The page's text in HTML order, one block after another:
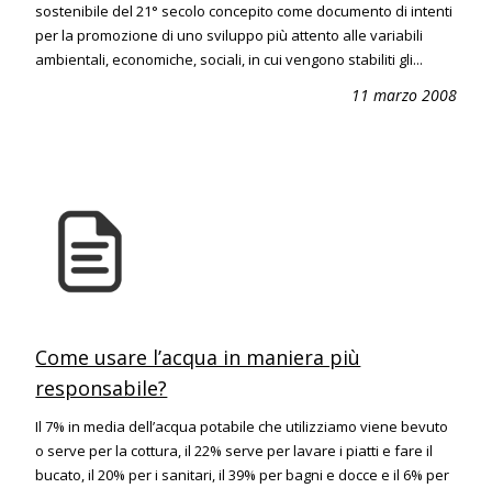
sostenibile del 21° secolo concepito come documento di intenti
per la promozione di uno sviluppo più attento alle variabili
ambientali, economiche, sociali, in cui vengono stabiliti gli...
11 marzo 2008
Come usare l’acqua in maniera più
responsabile?
Il 7% in media dell’acqua potabile che utilizziamo viene bevuto
o serve per la cottura, il 22% serve per lavare i piatti e fare il
bucato, il 20% per i sanitari, il 39% per bagni e docce e il 6% per